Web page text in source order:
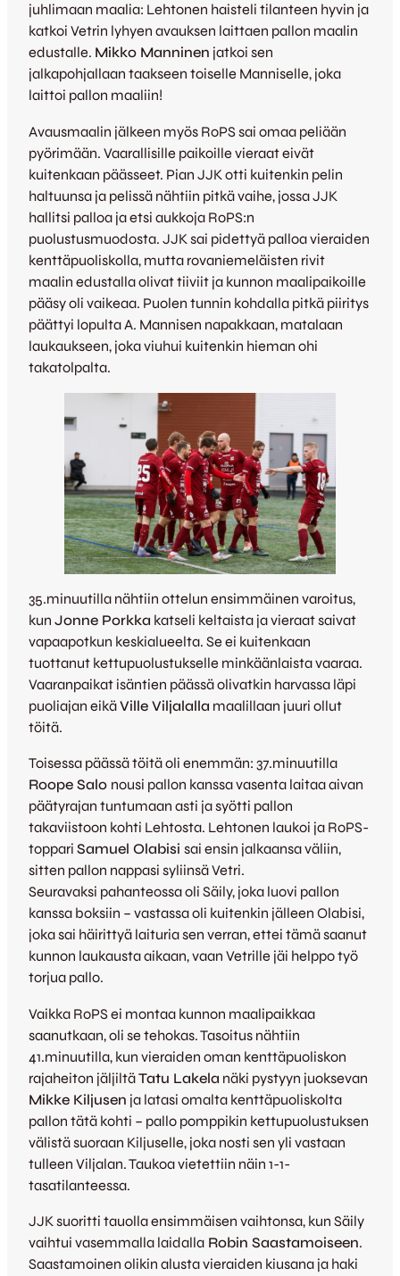
juhlimaan maalia: Lehtonen haisteli tilanteen hyvin ja
katkoi Vetrin lyhyen avauksen laittaen pallon maalin
edustalle. Mikko Manninen jatkoi sen
jalkapohjallaan taakseen toiselle Manniselle, joka
laittoi pallon maaliin!
Avausmaalin jälkeen myös RoPS sai omaa peliään
pyörimään. Vaarallisille paikoille vieraat eivät
kuitenkaan päässeet. Pian JJK otti kuitenkin pelin
haltuunsa ja pelissä nähtiin pitkä vaihe, jossa JJK
hallitsi palloa ja etsi aukkoja RoPS:n
puolustusmuodosta. JJK sai pidettyä palloa vieraiden
kenttäpuoliskolla, mutta rovaniemeläisten rivit
maalin edustalla olivat tiiviit ja kunnon maalipaikoille
pääsy oli vaikeaa. Puolen tunnin kohdalla pitkä piiritys
päättyi lopulta A. Mannisen napakkaan, matalaan
laukaukseen, joka viuhui kuitenkin hieman ohi
takatolpalta.
35.minuutilla nähtiin ottelun ensimmäinen varoitus,
kun Jonne Porkka katseli keltaista ja vieraat saivat
vapaapotkun keskialueelta. Se ei kuitenkaan
tuottanut kettupuolustukselle minkäänlaista vaaraa.
Vaaranpaikat isäntien päässä olivatkin harvassa läpi
puoliajan eikäVille Viljalalla maalillaan juuri ollut
töitä.
Toisessa päässä töitä oli enemmän: 37.minuutilla
Roope Salo nousi pallon kanssa vasenta laitaa aivan
päätyrajan tuntumaan asti ja syötti pallon
takaviistoon kohti Lehtosta. Lehtonen laukoi ja RoPS-
toppari Samuel Olabisi sai ensin jalkaansa väliin,
sitten pallon nappasi syliinsä Vetri.
Seuravaksi pahanteossa oli Säily, joka luovi pallon
kanssa boksiin – vastassa oli kuitenkin jälleen Olabisi,
joka sai häirittyä laituria sen verran, ettei tämä saanut
kunnon laukausta aikaan, vaan Vetrille jäi helppo työ
torjua pallo.
Vaikka RoPS ei montaa kunnon maalipaikkaa
saanutkaan, oli se tehokas. Tasoitus nähtiin
41.minuutilla, kun vieraiden oman kenttäpuoliskon
rajaheiton jäljiltäTatu Lakela näki pystyyn juoksevan
Mikke Kiljusen ja latasi omalta kenttäpuoliskolta
pallon tätä kohti – pallo pomppikin kettupuolustuksen
välistä suoraan Kiljuselle, joka nosti sen yli vastaan
tulleen Viljalan. Taukoa vietettiin näin 1-1-
tasatilanteessa.
JJK suoritti tauolla ensimmäisen vaihtonsa, kun Säily
vaihtui vasemmalla laidalla Robin Saastamoiseen.
Saastamoinen olikin alusta vieraiden kiusana ja haki